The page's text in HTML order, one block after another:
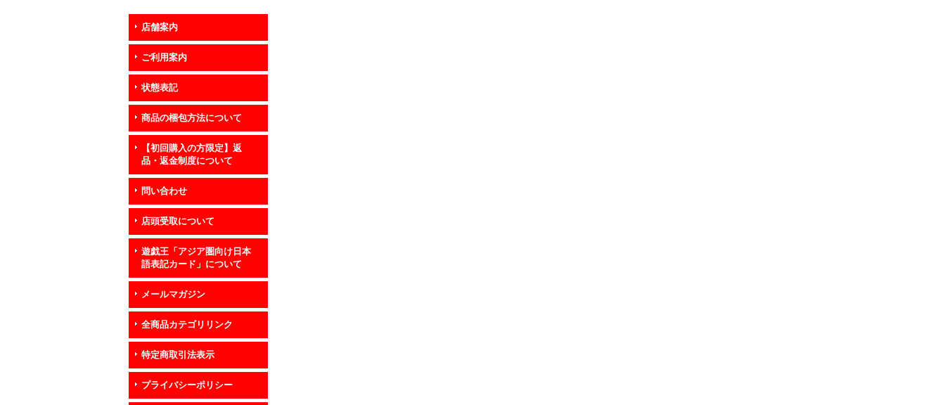
店舗案内
ご利用案内
状態表記
商品の梱包方法について
【初回購入の方限定】返
品・返金制度について
問い合わせ
店頭受取について
遊戯王「アジア圏向け日本
語表記カード」について
メールマガジン
全商品カテゴリリンク
特定商取引法表示
プライバシーポリシー